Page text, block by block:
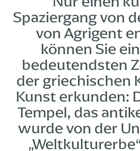
Spaziergang von
von Agrigent
können Sie
bedeutendsten
der griechischen
Kunst erkunden:
Tempel, das
wurde von der